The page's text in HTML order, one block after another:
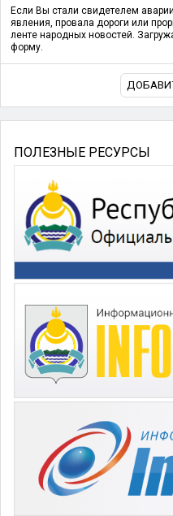
Если Вы стали свидетелем
явления, провала дороги или
ленте народных новостей.
форму.
ПОЛЕЗНЫЕ РЕСУРСЫ